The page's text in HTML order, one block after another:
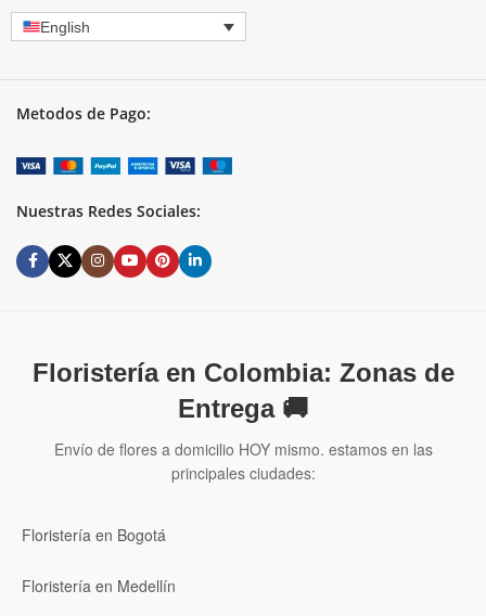
English
Metodos de Pago:
Nuestras Redes Sociales:
Floristería en Colombia: Zonas de
Entrega 🚚
Envío de flores a domicilio HOY mismo. estamos en las
principales ciudades:
Floristería en Bogotá
Floristería en Medellín